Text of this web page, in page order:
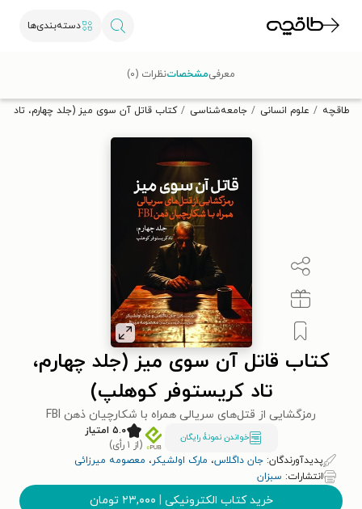
دسته‌بندی‌ها
تخفیف از طاقچه دریافت کن.
طاقچه علوم انسانی جامعه‌شناسی کتاب قاتل آن سوی میز (جلد چهارم، تاد
کتاب قاتل آن سوی میز (جلد چهارم،
تاد کریستوفر کوهلپ)
رمزگشایی از قتل‌های سریالی همراه با شکارچیان ذهن FBI
خواندن نمونۀ رایگان
۵.۰ امتیاز
(از ۱ رأی)
پدیدآورندگان: جان داگلاس، مارک اولشیکر، معصومه میرزائی
انتشارات: سبزان
خرید کتاب الکترونیکی | ۲۳,۰۰۰ تومان
معرفیمشخصاتنظرات (۰)